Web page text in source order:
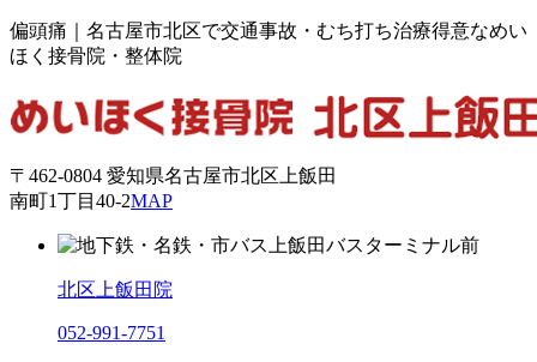
偏頭痛｜名古屋市北区で交通事故・むち打ち治療得意なめい
ほく接骨院・整体院
〒462-0804 愛知県名古屋市北区上飯田
南町1丁目40-2MAP
北区上飯田院
052-991-7751